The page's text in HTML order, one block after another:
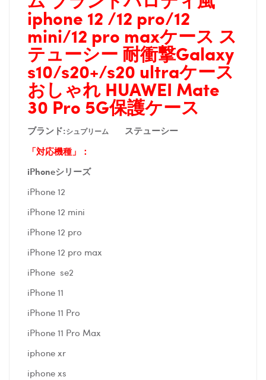
iphone 12 /12 pro/12
mini/12 pro maxケース ス
テューシー 耐衝撃Galaxy
s10/s20+/s20 ultraケース
おしゃれ HUAWEI Mate
30 Pro 5G保護ケース
ブランド:シュプリーム ステューシー
「対応機種」：
iPhoneシリーズ
iPhone 12
iPhone 12 mini
iPhone 12 pro
iPhone 12 pro max
iPhone se2
iPhone 11
iPhone 11 Pro
iPhone 11 Pro Max
iphone xr
iphone xs